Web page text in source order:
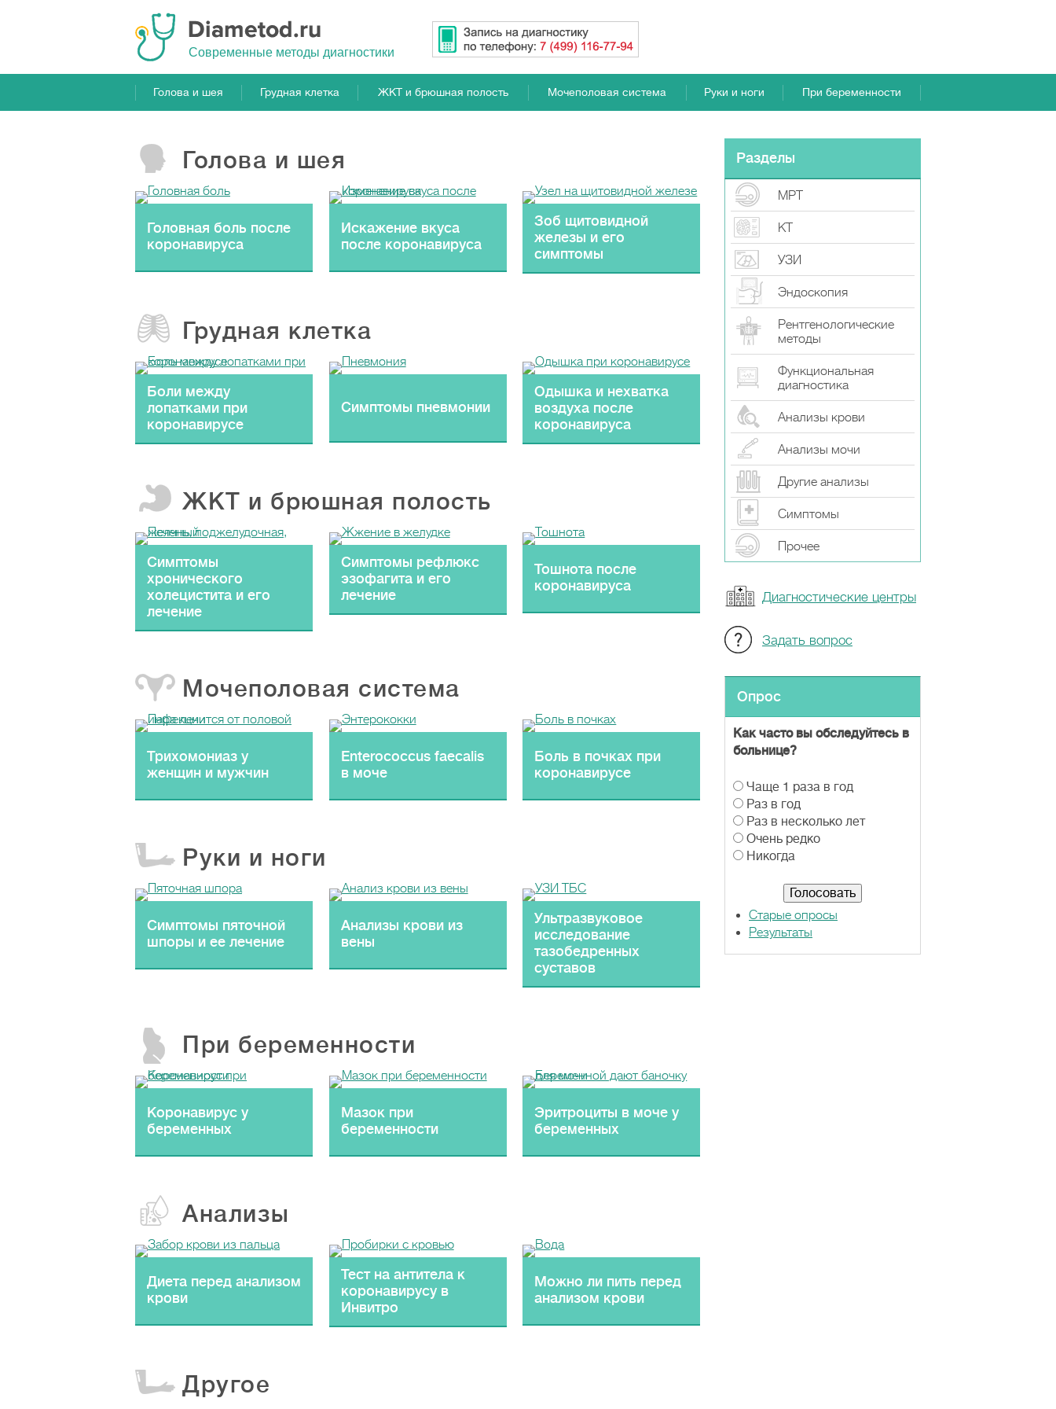
Cовременные методы диагностики
Голова и шея Грудная клетка ЖКТ и брюшная полость Мочеполовая система Руки и ноги При беременности
Голова и шея
Головная боль после
коронавируса
Искажение вкуса
после коронавируса
Зоб щитовидной
железы и его
симптомы
Грудная клетка
Боли между
лопатками при
коронавирусе
Симптомы пневмонии
Одышка и нехватка
воздуха после
коронавируса
ЖКТ и брюшная полость
Симптомы
хронического
холецистита и его
лечение
Симптомы рефлюкс
эзофагита и его
лечение
Тошнота после
коронавируса
Мочеполовая система
Трихомониаз у
женщин и мужчин
Enterococcus faecalis
в моче
Боль в почках при
коронавирусе
Руки и ноги
Симптомы пяточной
шпоры и ее лечение
Анализы крови из
вены
Ультразвуковое
исследование
тазобедренных
суставов
При беременности
Коронавирус у
беременных
Мазок при
беременности
Эритроциты в моче у
беременных
Анализы
Диета перед анализом
крови
Тест на антитела к
коронавирусу в
Инвитро
Можно ли пить перед
анализом крови
Другое
Разделы
МРТ
КТ
УЗИ
Эндоскопия
Рентгенологические
методы
Функциональная
диагностика
Анализы крови
Анализы мочи
Другие анализы
Симптомы
Прочeе
Диагностические центры
Задать вопрос
Опрос
Как часто вы обследуйтесь в
больнице?
В
а
р
и
а
Чаще 1 раза в год
Раз в год
Раз в несколько лет
Очень редко
Никогда
Старые опросы
Результаты